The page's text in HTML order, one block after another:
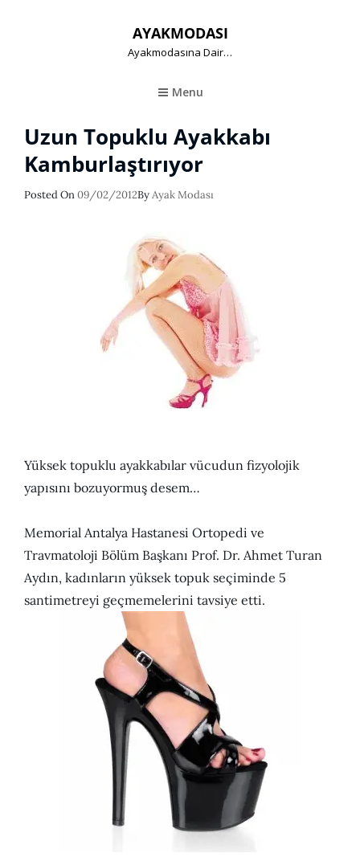
AYAKMODASI
Ayakmodasına Dair…
Menu
Uzun Topuklu Ayakkabı
Kamburlaştırıyor
Posted OnPosted
09/02/2012ByAyak Modası
Yüksek topuklu ayakkabılar vücudun fizyolojik
yapısını bozuyormuş desem…
Memorial Antalya Hastanesi Ortopedi ve
Travmatoloji Bölüm Başkanı Prof. Dr. Ahmet Turan
Aydın, kadınların yüksek topuk seçiminde 5
santimetreyi geçmemelerini tavsiye etti.